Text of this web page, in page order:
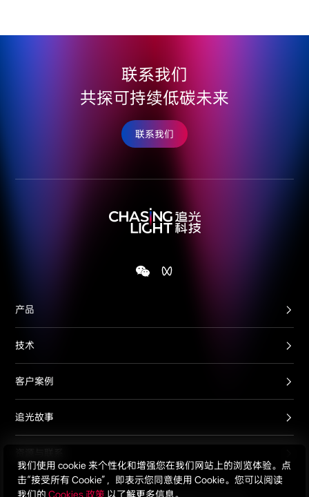
我们使用 cookie 来个性化和增强您在我们网站上的浏览体验。点
击“接受所有 Cookie”，即表示您同意使用 Cookie。您可以阅读
我们的 Cookies 政策 以了解更多信息。
联系我们
共探可持续低碳未来
联系我们
产品
技术
客户案例
追光故事